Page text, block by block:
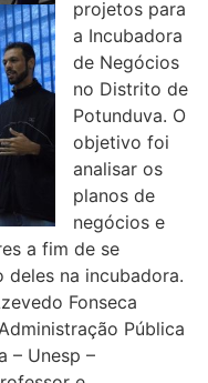
projetos para
a Incubadora
de Negócios
no Distrito de
Potunduva. O
objetivo foi
analisar os
planos de
negócios e
a fim de se
na incubadora.
Fonseca
Pública
– Unesp –